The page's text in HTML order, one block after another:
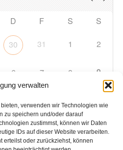
verwalten
verwenden wir Technologien wie
zu speichern und/oder darauf
zustimmst, können wir Daten
IDs auf dieser Website verarbeiten.
oder zurückziehst, können
D F S S
30 31 1 2
6 7 8 9
13 14 15
20 21 22 23